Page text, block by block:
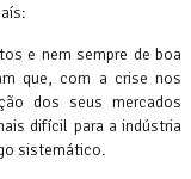
e nem sempre de boa
que, com a crise nos
dos seus mercados
difícil para a indústria
sistemático.